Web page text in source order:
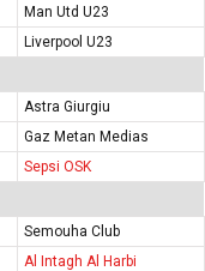
Man Utd U23
Liverpool U23
Astra Giurgiu
Gaz Metan Medias
Sepsi OSK
Semouha Club
Al Intagh Al Harbi